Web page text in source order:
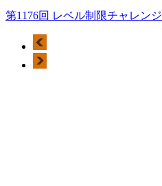
第1176回 レベル制限チャレンジ